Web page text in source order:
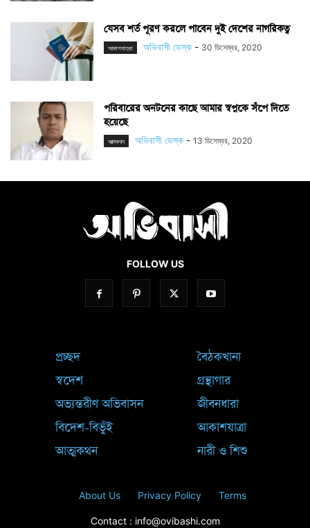
যেসব শর্ত পূরণ করলে পাবেন দুই দেশের নাগরিকত্ব
আকাশযাত্রা অভিবাসী ডেস্ক - 30 ডিসেম্বর, 2020
পরিবারের অনটনের কাছে আমার স্বপ্নকে সঁপে দিতে
হয়েছে
আত্মকথন অভিবাসী ডেস্ক - 13 ডিসেম্বর, 2020
FOLLOW US
প্রচ্ছদ
স্বদেশ
অভ্যন্তরীণ অভিবাসন
বিদেশ-বিভুঁই
আত্মকথন
বৈঠকখানা
গ্রন্থাগার
জীবনধারা
আকাশযাত্রা
নারী ও শিশু
About Us Privacy Policy Terms
Contact : info@ovibashi.com